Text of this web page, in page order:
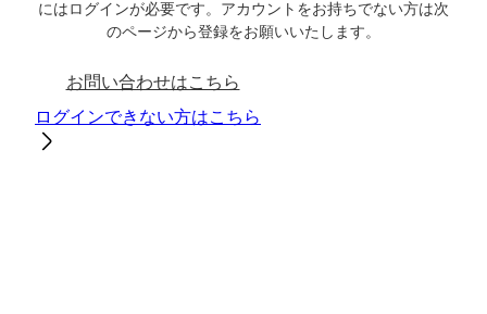
にはログインが必要です。アカウントをお持ちでない方は次
のページから登録をお願いいたします。
お問い合わせはこちら
ログインできない方はこちら